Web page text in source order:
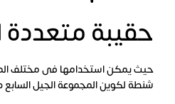
حقيبة
حيث يمكن استخدامها فى مختلف
شنطة لكوين المجموعة الجيل السابع